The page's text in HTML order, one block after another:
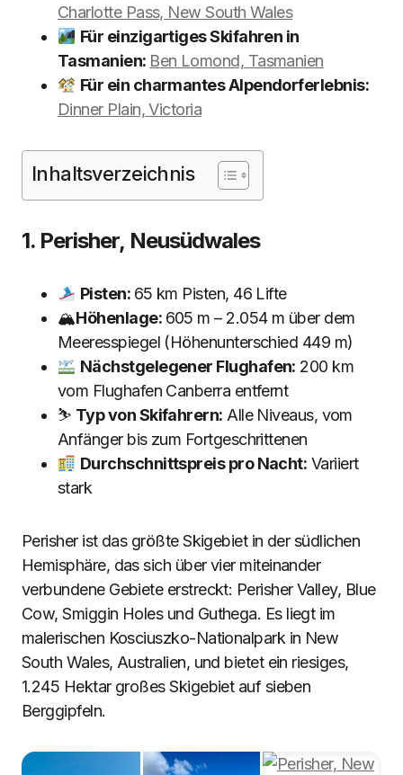
Charlotte Pass, New South Wales
Für einzigartiges Skifahren in
Tasmanien: Ben Lomond, Tasmanien
Für ein charmantes Alpendorferlebnis:
Dinner Plain, Victoria
Inhaltsverzeichnis
1. Perisher, Neusüdwales
Pisten: 65 km Pisten, 46 Lifte
🏔Höhenlage: 605 m – 2.054 m über dem
Meeresspiegel (Höhenunterschied 449 m)
Nächstgelegener Flughafen: 200 km
vom Flughafen Canberra entfernt
⛷ Typ von Skifahrern: Alle Niveaus, vom
Anfänger bis zum Fortgeschrittenen
Durchschnittspreis pro Nacht: Variiert
stark
Perisher ist das größte Skigebiet in der südlichen
Hemisphäre, das sich über vier miteinander
verbundene Gebiete erstreckt: Perisher Valley, Blue
Cow, Smiggin Holes und Guthega. Es liegt im
malerischen Kosciuszko-Nationalpark in New
South Wales, Australien, und bietet ein riesiges,
1.245 Hektar großes Skigebiet auf sieben
Berggipfeln.